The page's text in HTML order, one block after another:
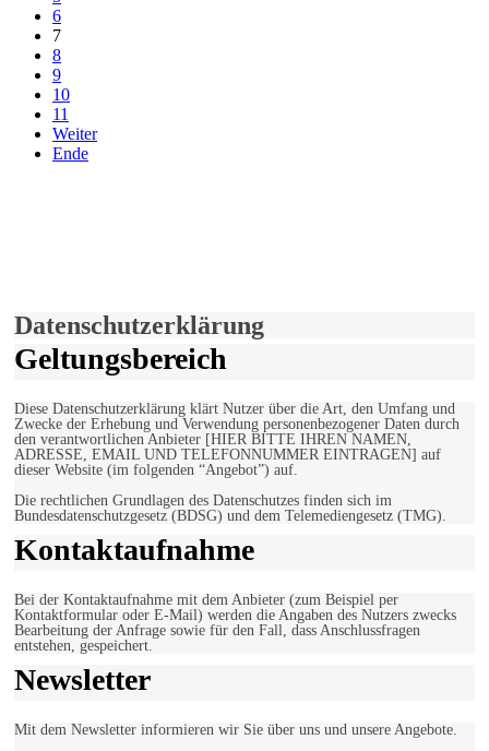
6
7
8
9
10
11
Weiter
Ende
Datenschutzerklärung
Geltungsbereich
Diese Datenschutzerklärung klärt Nutzer über die Art, den Umfang und
Zwecke der Erhebung und Verwendung personenbezogener Daten durch
den verantwortlichen Anbieter [HIER BITTE IHREN NAMEN,
ADRESSE, EMAIL UND TELEFONNUMMER EINTRAGEN] auf
dieser Website (im folgenden “Angebot”) auf.
Die rechtlichen Grundlagen des Datenschutzes finden sich im
Bundesdatenschutzgesetz (BDSG) und dem Telemediengesetz (TMG).
Kontaktaufnahme
Bei der Kontaktaufnahme mit dem Anbieter (zum Beispiel per
Kontaktformular oder E-Mail) werden die Angaben des Nutzers zwecks
Bearbeitung der Anfrage sowie für den Fall, dass Anschlussfragen
entstehen, gespeichert.
Newsletter
Mit dem Newsletter informieren wir Sie über uns und unsere Angebote.